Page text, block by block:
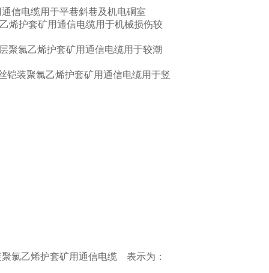
信电缆用于平巷斜巷及机电硐室
烯护套矿用通信电缆用于机械损伤较
聚氯乙烯护套矿用通信电缆用于较潮
铠装聚氯乙烯护套矿用通信电缆用于竖
氯乙烯护套矿用通信电缆 表示为：